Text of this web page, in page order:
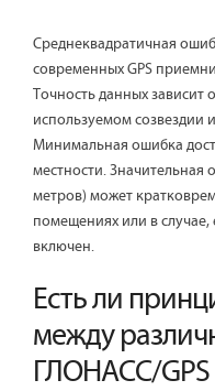
Среднеквадратичная
современных GPS
Точность данных зависит
используемом созвездии
Минимальная ошибка
местности. Значительная
метров) может
помещениях или в случае,
включен.
Есть ли
между
ГЛОНАСС/